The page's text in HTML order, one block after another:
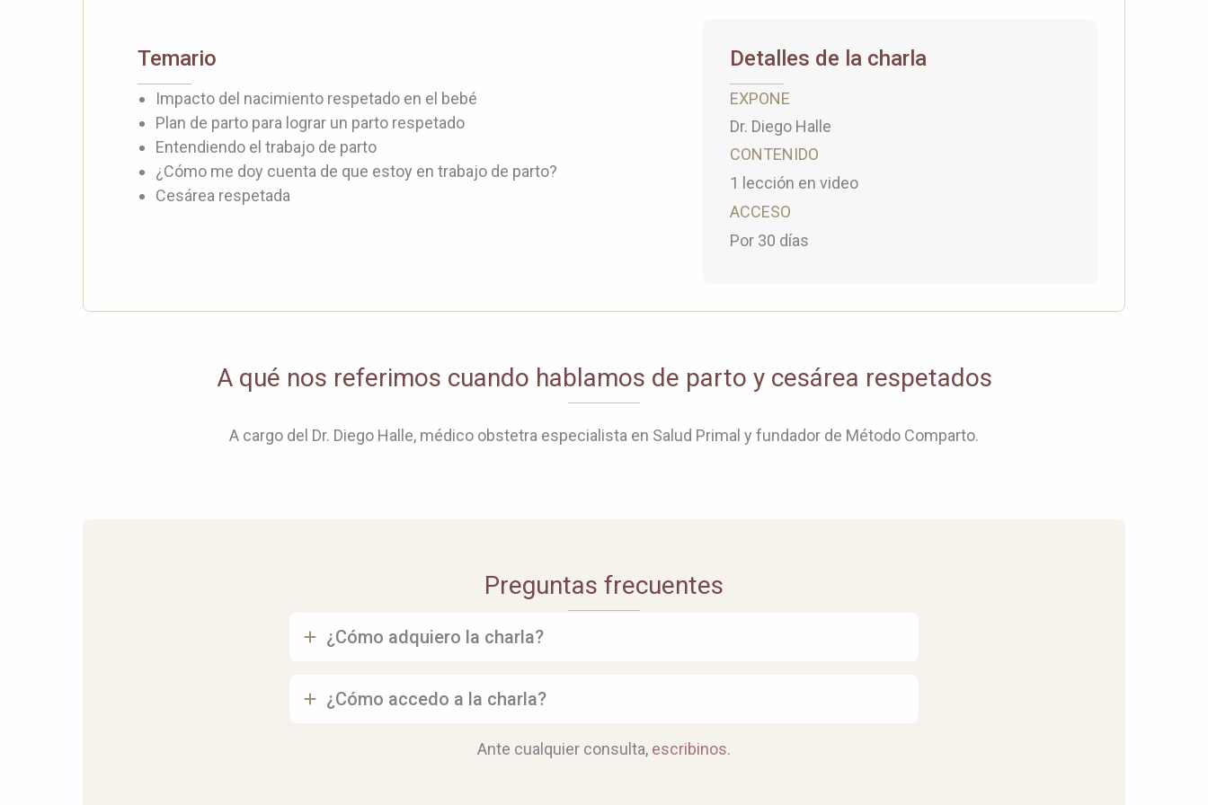
Temario
Impacto del nacimiento respetado en el bebé
Plan de parto para lograr un parto respetado
Entendiendo el trabajo de parto
¿Cómo me doy cuenta de que estoy en trabajo de parto?
Cesárea respetada
Detalles de la charla
EXPONE
Dr. Diego Halle
CONTENIDO
1 lección en video
ACCESO
Por 30 días
A qué nos referimos cuando hablamos de parto y cesárea respetados
A cargo del Dr. Diego Halle, médico obstetra especialista en Salud Primal y fundador de Método Comparto.
Preguntas frecuentes
¿Cómo adquiero la charla?
¿Cómo accedo a la charla?
Ante cualquier consulta, escribinos.